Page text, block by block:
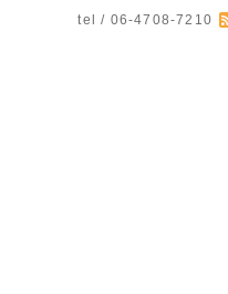
tel / 06-4708-7210